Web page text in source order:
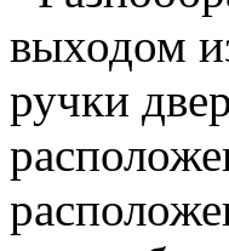
выходом
ручки